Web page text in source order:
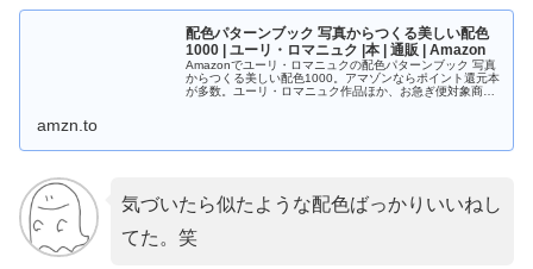
配色パターンブック 写真からつくる美しい配色
1000 | ユーリ・ロマニュク |本 | 通販 | Amazon
Amazonでユーリ・ロマニュクの配色パターンブック 写真
からつくる美しい配色1000。アマゾンならポイント還元本
が多数。ユーリ・ロマニュク作品ほか、お急ぎ便対象商品
amzn.to
気づいたら似たような配色ばっかりいいねし
てた。笑